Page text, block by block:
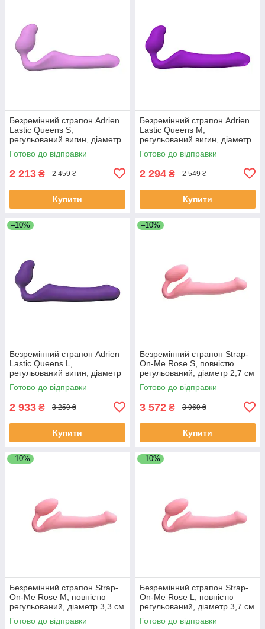
Безремінний страпон Adrien
Lastic Queens S,
регульований вигин, діаметр
3 см SO6332
Готово до відправки
2 213 ₴ 2 459 ₴
Купити
Безремінний страпон Adrien
Lastic Queens M,
регульований вигин, діаметр
3,4 см SO6333
Готово до відправки
2 294 ₴ 2 549 ₴
Купити
–10%
Безремінний страпон Adrien
Lastic Queens L,
регульований вигин, діаметр
3,8 см SO6334
Готово до відправки
2 933 ₴ 3 259 ₴
Купити
–10%
Безремінний страпон Strap-
On-Me Rose S, повністю
регульований, діаметр 2,7 см
Готово до відправки
3 572 ₴ 3 969 ₴
Купити
–10%
Безремінний страпон Strap-
On-Me Rose M, повністю
регульований, діаметр 3,3 см
Готово до відправки
–10%
Безремінний страпон Strap-
On-Me Rose L, повністю
регульований, діаметр 3,7 см
Готово до відправки